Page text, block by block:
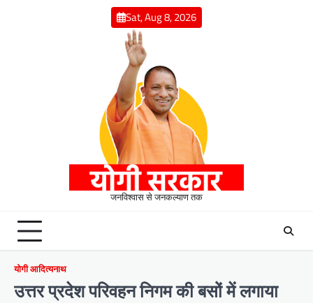
Sat, Aug 8, 2026
जनविश्वास से जनकल्याण तक
योगी आदित्यनाथ
उत्तर प्रदेश परिवहन निगम की बसों में लगाया